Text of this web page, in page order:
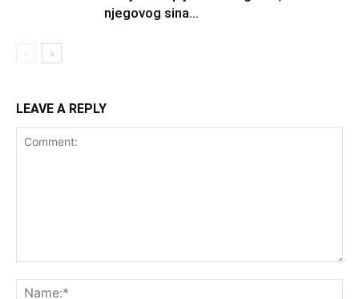
njegovog sina...
LEAVE A REPLY